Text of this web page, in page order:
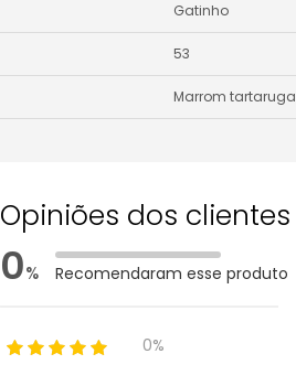
Gatinho
53
Marrom tartaruga
Opiniões dos clientes
0% Recomendaram esse produto
0%